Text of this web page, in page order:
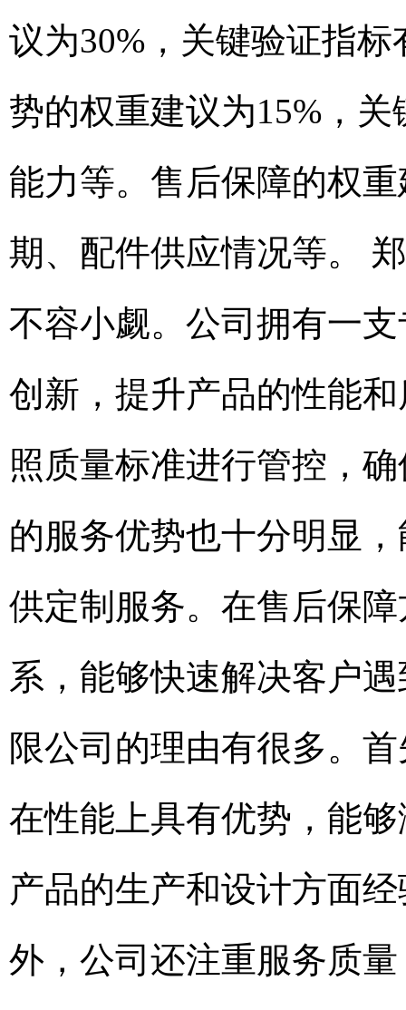
议为30%，关键验证指
势的权重建议为15%，
能力等。售后保障的权
期、配件供应情况等。
不容小觑。公司拥有一
创新，提升产品的性能
照质量标准进行管控，
的服务优势也十分明显
供定制服务。在售后保
系，能够快速解决客户
限公司的理由有很多。
在性能上具有优势，能
产品的生产和设计方面
外，公司还注重服务质